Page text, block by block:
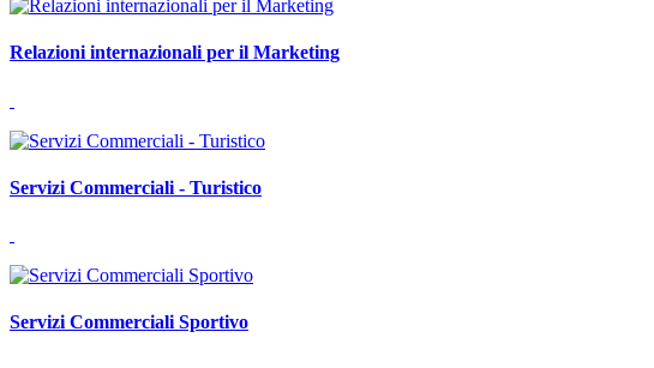
Relazioni internazionali per il Marketing
Servizi Commerciali - Turistico
Servizi Commerciali Sportivo